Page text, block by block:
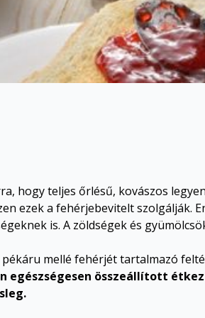
hogy teljes őrlésű, kovászos
ezek a fehérjebevitelt szolgálják.
is. A zöldségek és
mellé fehérjét tartalmazó
összeállított